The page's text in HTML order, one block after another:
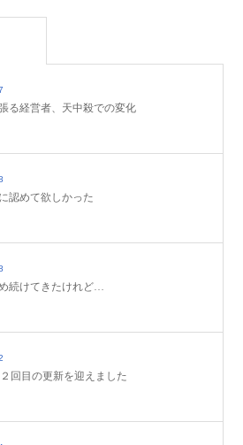
る経営者、天中殺での変化
認めて欲しかった
続けてきたけれど…
回目の更新を迎えました